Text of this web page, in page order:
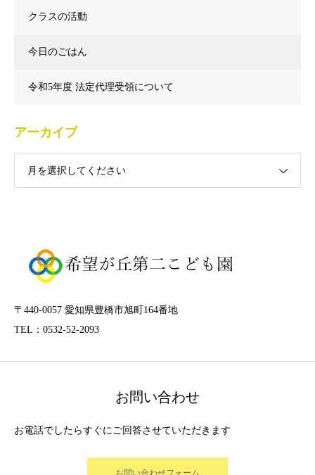
クラスの活動
今日のごはん
令和5年度 法定代理受領について
アーカイブ
月を選択してください
〒440-0057 愛知県豊橋市旭町164番地
TEL：0532-52-2093
お問い合わせ
お電話でしたらすぐにご回答させていただきます
お問い合わせフォーム